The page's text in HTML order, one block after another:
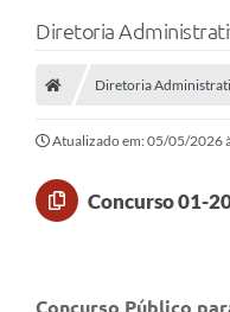
Diretoria
Diretoria
Atualizado em: 05/05/2026
Concurso 01-
Concurso Público